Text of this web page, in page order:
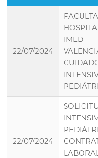
22/07/2024
IMED
22/07/2024